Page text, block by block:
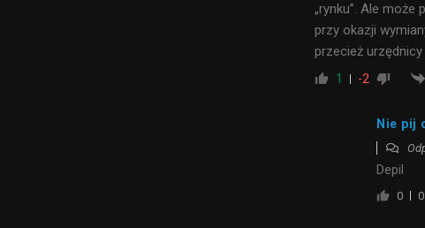
„rynku”. Ale
przy okazji
przecież
1 -2
Nie pij
Depil
0 0